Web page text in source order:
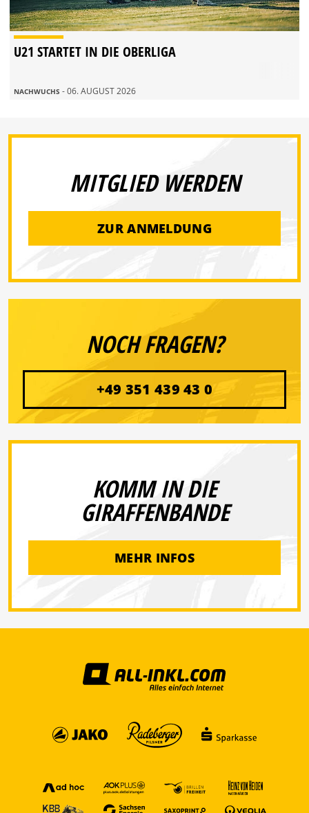
U21 STARTET IN DIE OBERLIGA
NACHWUCHS - 06. AUGUST 2026
MITGLIED WERDEN
ZUR ANMELDUNG
NOCH FRAGEN?
+49 351 439 43 0
KOMM IN DIE
GIRAFFENBANDE
MEHR INFOS